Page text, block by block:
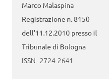
Marco Malaspina
Registrazione n. 8150
dell’11.12.2010 presso il
Tribunale di Bologna
ISSN 2724-2641